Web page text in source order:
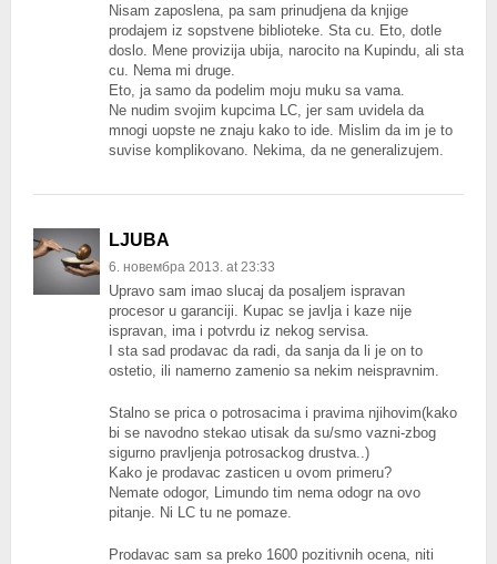
Nisam zaposlena, pa sam prinudjena da knjige
prodajem iz sopstvene biblioteke. Sta cu. Eto, dotle
doslo. Mene provizija ubija, narocito na Kupindu, ali sta
cu. Nema mi druge.
Eto, ja samo da podelim moju muku sa vama.
Ne nudim svojim kupcima LC, jer sam uvidela da
mnogi uopste ne znaju kako to ide. Mislim da im je to
suvise komplikovano. Nekima, da ne generalizujem.
LJUBA
6. новембра 2013. at 23:33
Upravo sam imao slucaj da posaljem ispravan
procesor u garanciji. Kupac se javlja i kaze nije
ispravan, ima i potvrdu iz nekog servisa.
I sta sad prodavac da radi, da sanja da li je on to
ostetio, ili namerno zamenio sa nekim neispravnim.
Stalno se prica o potrosacima i pravima njihovim(kako
bi se navodno stekao utisak da su/smo vazni-zbog
sigurno pravljenja potrosackog drustva..)
Kako je prodavac zasticen u ovom primeru?
Nemate odogor, Limundo tim nema odogr na ovo
pitanje. Ni LC tu ne pomaze.
Prodavac sam sa preko 1600 pozitivnih ocena, niti